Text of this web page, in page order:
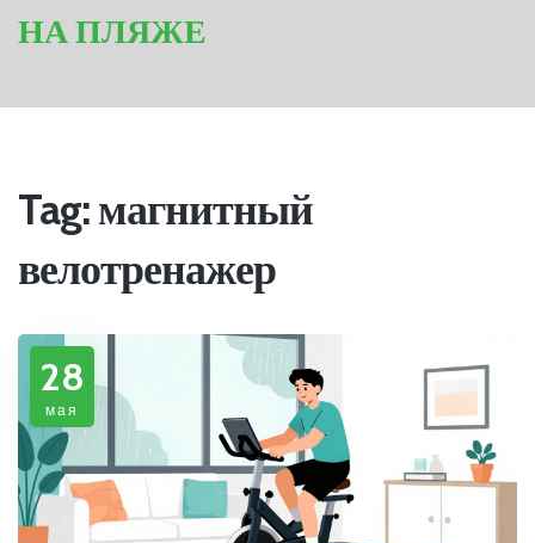
НА ПЛЯЖЕ
Tag: магнитный
велотренажер
28
мая